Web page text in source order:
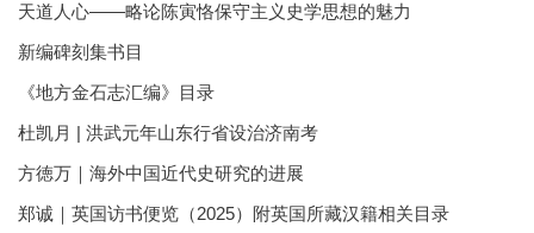
天道人心——略论陈寅恪保守主义史学思想的魅力
新编碑刻集书目
《地方金石志汇编》目录
杜凯月 | 洪武元年山东行省设治济南考
方徳万｜海外中国近代史研究的进展
郑诚｜英国访书便览（2025）附英国所藏汉籍相关目录